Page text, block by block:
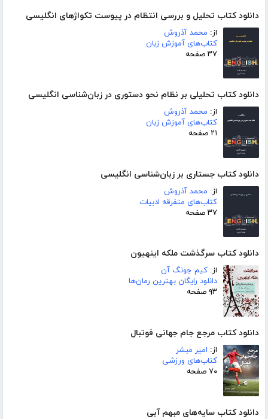
دانلود کتاب تحلیل و بررسی انتظام در پیوست تکواژهای انگلیسی
از: محمد آذروش
کتاب‌های آموزش زبان
۳۷ صفحه
دانلود کتاب تحلیلی بر نظام نحو دستوری در زبان‌شناسی انگلیسی
از: محمد آذروش
کتاب‌های آموزش زبان
۲۱ صفحه
دانلود کتاب جستاری بر زبان‌شناسی انگلیسی
از: محمد آذروش
کتاب‌های متفرقه ادبیات
۳۷ صفحه
دانلود کتاب سرگذشت ملکه اینهیون
از: کیم جونگ آن
دانلود رایگان بهترین رمان‌ها
۹۳ صفحه
دانلود کتاب مرجع جام جهانی فوتبال
از: امیر مبشر
کتاب‌های ورزشی
۷۰ صفحه
دانلود کتاب سایه‌های مبهم آبی